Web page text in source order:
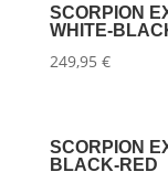
SCORPION
WHITE-
249,95 €
SCORPION
BLACK-RED